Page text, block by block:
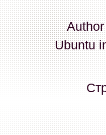
GenKass
02 Апреля
GenKass
серии
прошить
Атол 11
Ubuntu